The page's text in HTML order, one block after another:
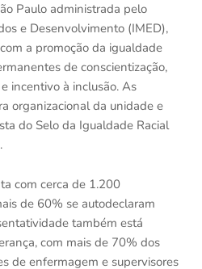
Paulo administrada pelo
e Desenvolvimento (IMED),
a promoção da igualdade
de conscientização,
incentivo à inclusão. As
organizacional da unidade e
do Selo da Igualdade Racial
com cerca de 1.200
de 60% se autodeclaram
também está
com mais de 70% dos
de enfermagem e supervisores